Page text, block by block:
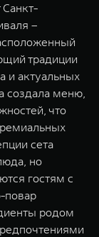
WEY 05
Эстетика
от 5 699
Санкт-
–
традиции
и актуальных
создала меню,
что
сета
но
гостям с
повар
родом